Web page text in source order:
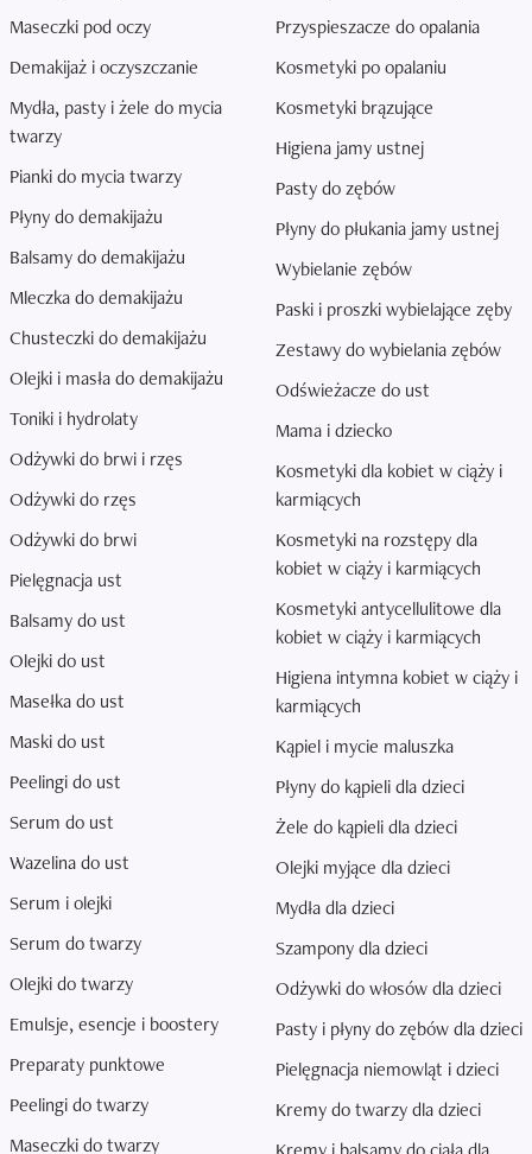
Maseczki pod oczy
Demakijaż i oczyszczanie
Mydła, pasty i żele do mycia
twarzy
Pianki do mycia twarzy
Płyny do demakijażu
Balsamy do demakijażu
Mleczka do demakijażu
Chusteczki do demakijażu
Olejki i masła do demakijażu
Toniki i hydrolaty
Odżywki do brwi i rzęs
Odżywki do rzęs
Odżywki do brwi
Pielęgnacja ust
Balsamy do ust
Olejki do ust
Masełka do ust
Maski do ust
Peelingi do ust
Serum do ust
Wazelina do ust
Serum i olejki
Serum do twarzy
Olejki do twarzy
Emulsje, esencje i boostery
Preparaty punktowe
Peelingi do twarzy
Maseczki do twarzy
Przyspieszacze do opalania
Kosmetyki po opalaniu
Kosmetyki brązujące
Higiena jamy ustnej
Pasty do zębów
Płyny do płukania jamy ustnej
Wybielanie zębów
Paski i proszki wybielające zęby
Zestawy do wybielania zębów
Odświeżacze do ust
Mama i dziecko
Kosmetyki dla kobiet w ciąży i
karmiących
Kosmetyki na rozstępy dla
kobiet w ciąży i karmiących
Kosmetyki antycellulitowe dla
kobiet w ciąży i karmiących
Higiena intymna kobiet w ciąży i
karmiących
Kąpiel i mycie maluszka
Płyny do kąpieli dla dzieci
Żele do kąpieli dla dzieci
Olejki myjące dla dzieci
Mydła dla dzieci
Szampony dla dzieci
Odżywki do włosów dla dzieci
Pasty i płyny do zębów dla dzieci
Pielęgnacja niemowląt i dzieci
Kremy do twarzy dla dzieci